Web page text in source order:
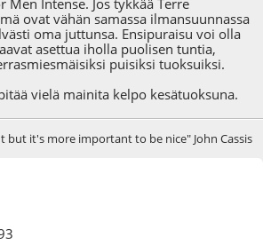
ovat vähän samassa ilmansuunnassa
oma juttunsa. Ensipuraisu voi olla
asettua iholla puolisen tuntia,
puisiksi tuoksuiksi.
vielä mainita kelpo kesätuoksuna.
but it's more important to be nice" John Cassis